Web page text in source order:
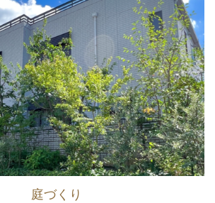
庭づくり